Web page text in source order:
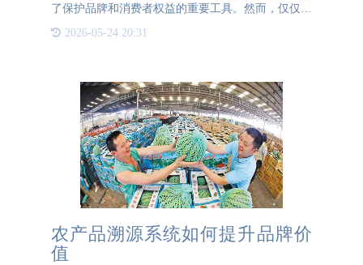
了保护品牌和消费者权益的重要工具。然而，仅仅拥
有防伪标签是不够的，如何有效地管理和追踪这些标
签，确保其发挥应有的作用，成为了企业亟需解决的
2026-05-24 20:31
农产品溯源系统如何提升品牌价
值